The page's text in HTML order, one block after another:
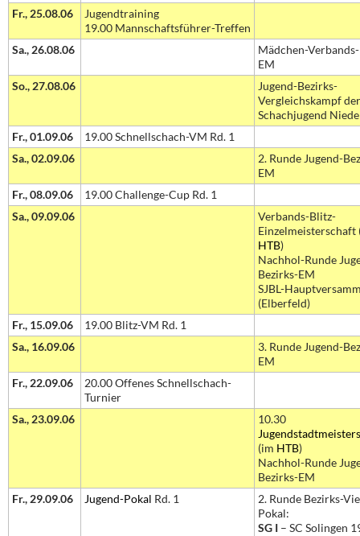
Fr., 25.08.06
Jugendtraining
19.00 Mannschaftsführer-Treffen
Sa., 26.08.06
Mädchen-
EM
So., 27.08.06
Jugend-Bezirks-
Vergleichskampf der
Schachjugend
Fr., 01.09.06
19.00 Schnellschach-VM Rd. 1
Sa., 02.09.06
2. Runde Jugend-
EM
Fr., 08.09.06
19.00 Challenge-Cup Rd. 1
Sa., 09.09.06
Verbands-Blitz-
Einzelmeisterschaft
HTB)
Nachhol-Runde
Bezirks-EM
SJBL-
(Elberfeld)
Fr., 15.09.06
19.00 Blitz-VM Rd. 1
Sa., 16.09.06
3. Runde Jugend-
EM
Fr., 22.09.06
20.00 Offenes Schnellschach-
Turnier
Sa., 23.09.06
10.30
(im HTB)
Nachhol-Runde
Bezirks-EM
Fr., 29.09.06
Jugend-Pokal Rd. 1
2. Runde Bezirks-
Pokal:
SG I – SC Solingen